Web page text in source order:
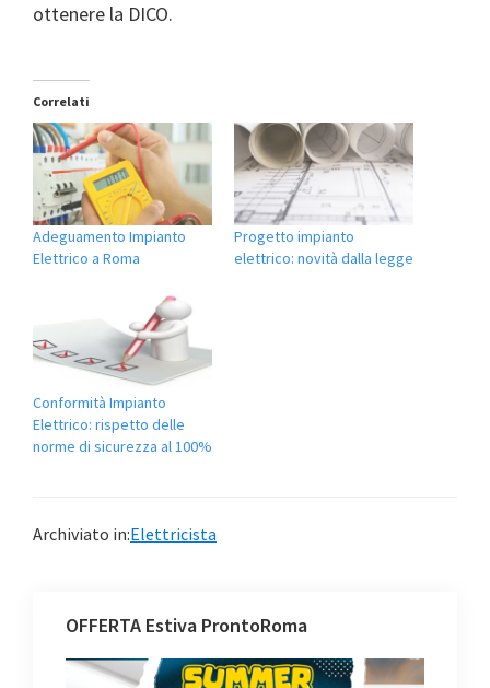
ottenere la DICO.
Correlati
Adeguamento Impianto
Elettrico a Roma
Progetto impianto
elettrico: novità dalla legge
Conformità Impianto
Elettrico: rispetto delle
norme di sicurezza al 100%
Archiviato in:Elettricista
OFFERTA Estiva ProntoRoma